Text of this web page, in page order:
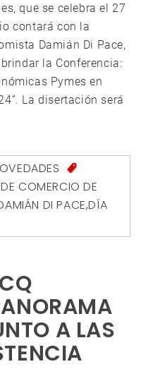
que se celebra el 27
contará con la
Damián Di Pace,
la Conferencia:
Pymes en
La disertación será
COMERCIO DE
DI PACE,DÍA
A LAS